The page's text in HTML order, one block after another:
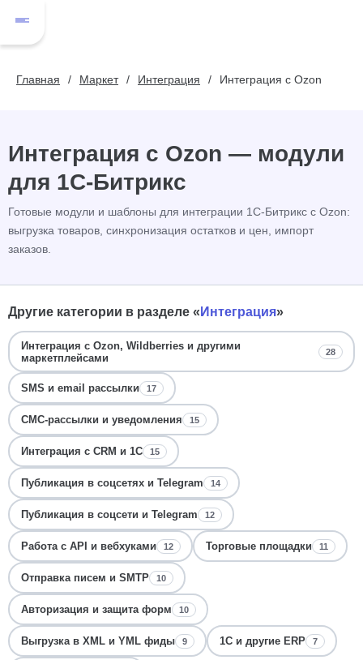
Главная Маркет Интеграция Интеграция с Ozon
Интеграция с Ozon — модули
для 1С-Битрикс
Готовые модули и шаблоны для интеграции 1С-Битрикс с Ozon:
выгрузка товаров, синхронизация остатков и цен, импорт
заказов.
Другие категории в разделе « Интеграция»
Интеграция с Ozon, Wildberries и другими
маркетплейсами
28
SMS и email рассылки 17
СМС-рассылки и уведомления 15
Интеграция с CRM и 1С 15
Публикация в соцсетях и Telegram 14
Публикация в соцсети и Telegram 12
Работа с API и вебхуками 12 Торговые площадки 11
Отправка писем и SMTP 10
Авторизация и защита форм 10
Выгрузка в XML и YML фиды 9 1С и другие ERP 7